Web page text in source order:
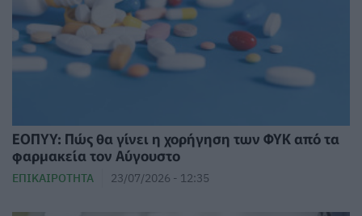
ΕΟΠΥΥ: Πώς θα γίνει η χορήγηση των ΦΥΚ από τα
φαρμακεία τον Αύγουστο
ΕΠΙΚΑΙΡΌΤΗΤΑ 23/07/2026 - 12:35